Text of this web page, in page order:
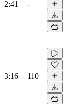
2:41 -
3:16 110